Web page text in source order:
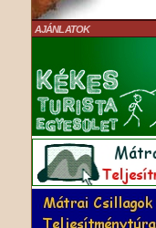
AJÁNLATOK